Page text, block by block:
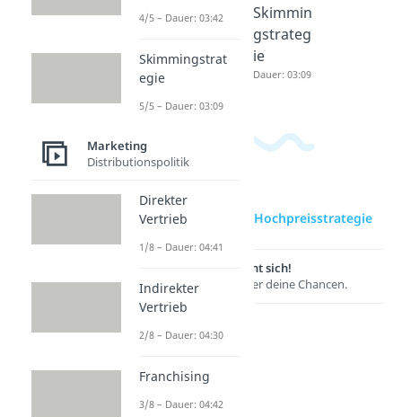
Niedrigp
egie
Dauer: 04:50
Penetrat
tegie
Skimmin
gstrateg
ie
Dauer: 03:09
zur Videoseite: Hochpreisstrategie
Lernen lohnt sich!
Entdecke hier deine Chancen.
4/5 – Dauer: 03:42
Skimmingstrat
egie
5/5 – Dauer: 03:09
Marketing
Distributionspolitik
Direkter
Vertrieb
1/8 – Dauer: 04:41
Indirekter
Vertrieb
2/8 – Dauer: 04:30
Franchising
3/8 – Dauer: 04:42